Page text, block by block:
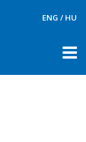
ENG / HU